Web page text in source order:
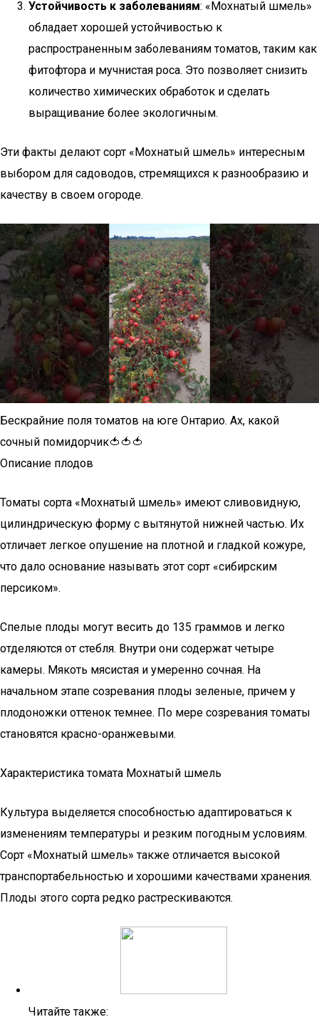
Устойчивость к заболеваниям: «Мохнатый шмель»
обладает хорошей устойчивостью к
распространенным заболеваниям томатов, таким как
фитофтора и мучнистая роса. Это позволяет снизить
количество химических обработок и сделать
выращивание более экологичным.
Эти факты делают сорт «Мохнатый шмель» интересным
выбором для садоводов, стремящихся к разнообразию и
качеству в своем огороде.
Бескрайние поля томатов на юге Онтарио. Ах, какой
сочный помидорчик🍅🍅🍅
Описание плодов
Томаты сорта «Мохнатый шмель» имеют сливовидную,
цилиндрическую форму с вытянутой нижней частью. Их
отличает легкое опушение на плотной и гладкой кожуре,
что дало основание называть этот сорт «сибирским
персиком».
Спелые плоды могут весить до 135 граммов и легко
отделяются от стебля. Внутри они содержат четыре
камеры. Мякоть мясистая и умеренно сочная. На
начальном этапе созревания плоды зеленые, причем у
плодоножки оттенок темнее. По мере созревания томаты
становятся красно-оранжевыми.
Характеристика томата Мохнатый шмель
Культура выделяется способностью адаптироваться к
изменениям температуры и резким погодным условиям.
Сорт «Мохнатый шмель» также отличается высокой
транспортабельностью и хорошими качествами хранения.
Плоды этого сорта редко растрескиваются.
Читайте также: